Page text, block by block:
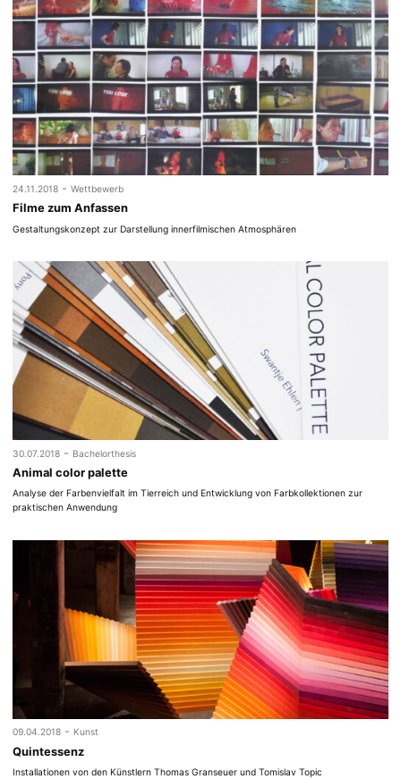
24.11.2018 - Wettbewerb
Filme zum Anfassen
Gestaltungskonzept zur Darstellung innerfilmischen Atmosphären
30.07.2018 - Bachelorthesis
Animal color palette
Analyse der Farbenvielfalt im Tierreich und Entwicklung von Farbkollektionen zur
praktischen Anwendung
09.04.2018 - Kunst
Quintessenz
Installationen von den Künstlern Thomas Granseuer und Tomislav Topic